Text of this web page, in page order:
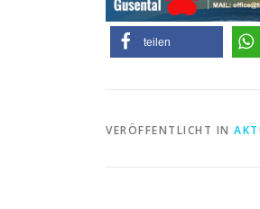
teilen
VERÖFFENTLICHT IN